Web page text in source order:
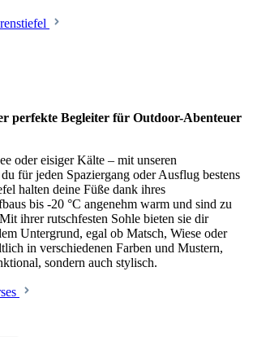
perfekte Begleiter für Outdoor-Abenteuer
oder eisiger Kälte – mit unseren
für jeden Spaziergang oder Ausflug bestens
halten deine Füße dank ihres
bis -20 °C angenehm warm und sind zu
ihrer rutschfesten Sohle bieten sie dir
Untergrund, egal ob Matsch, Wiese oder
in verschiedenen Farben und Mustern,
sondern auch stylisch.